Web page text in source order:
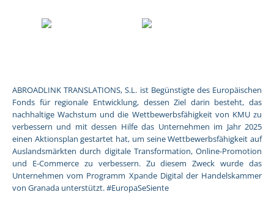
ABROADLINK TRANSLATIONS, S.L. ist Begünstigte des Europäischen
Fonds für regionale Entwicklung, dessen Ziel darin besteht, das
nachhaltige Wachstum und die Wettbewerbsfähigkeit von KMU zu
verbessern und mit dessen Hilfe das Unternehmen im Jahr 2025
einen Aktionsplan gestartet hat, um seine Wettbewerbsfähigkeit auf
Auslandsmärkten durch digitale Transformation, Online-Promotion
und E-Commerce zu verbessern. Zu diesem Zweck wurde das
Unternehmen vom Programm Xpande Digital der Handelskammer
von Granada unterstützt. #EuropaSeSiente